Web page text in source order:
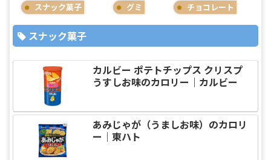
スナック菓子 グミ チョコレート
スナック菓子
カルビー ポテトチップス クリスプ
うすしお味のカロリー｜カルビー
あみじゃが（うましお味）のカロリ
ー｜東ハト